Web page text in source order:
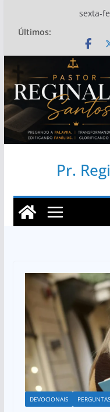
conteúdo
sexta-
Últimos:
Pr.
DEVOCIONAIS